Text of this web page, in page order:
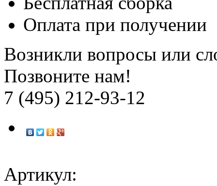
Оплата при получении
Возникли вопросы или
Позвоните нам!
7 (495) 212-93-12
Артикул: